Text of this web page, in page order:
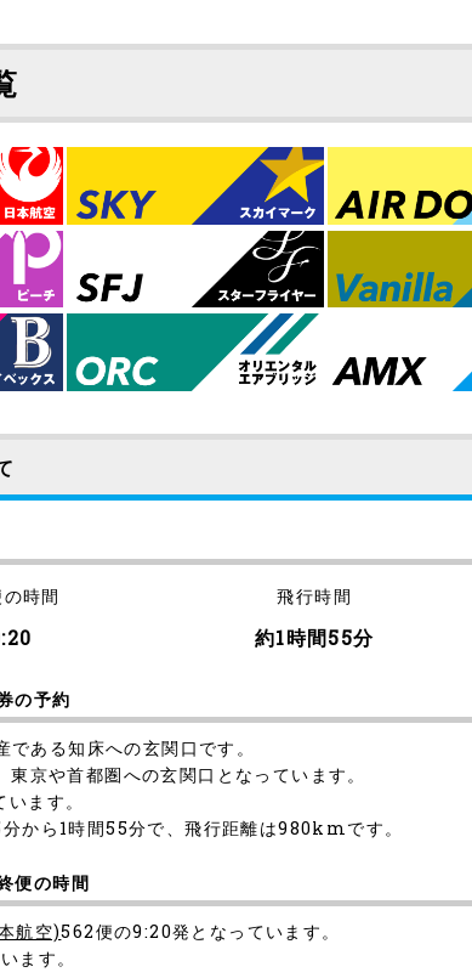
時間 飛行時間
約1時間55分
の予約
ある知床への玄関口です。
京や首都圏への玄関口となっています。
ます。
から1時間55分で、飛行距離は980kmです。
便の時間
航空)562便の9:20発となっています。
ます。